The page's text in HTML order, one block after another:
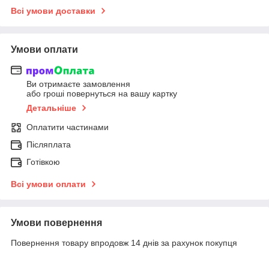
Всі умови доставки
Умови оплати
Ви отримаєте замовлення
або гроші повернуться на вашу картку
Детальніше
Оплатити частинами
Післяплата
Готівкою
Всі умови оплати
Умови повернення
Повернення товару впродовж 14 днів за рахунок покупця